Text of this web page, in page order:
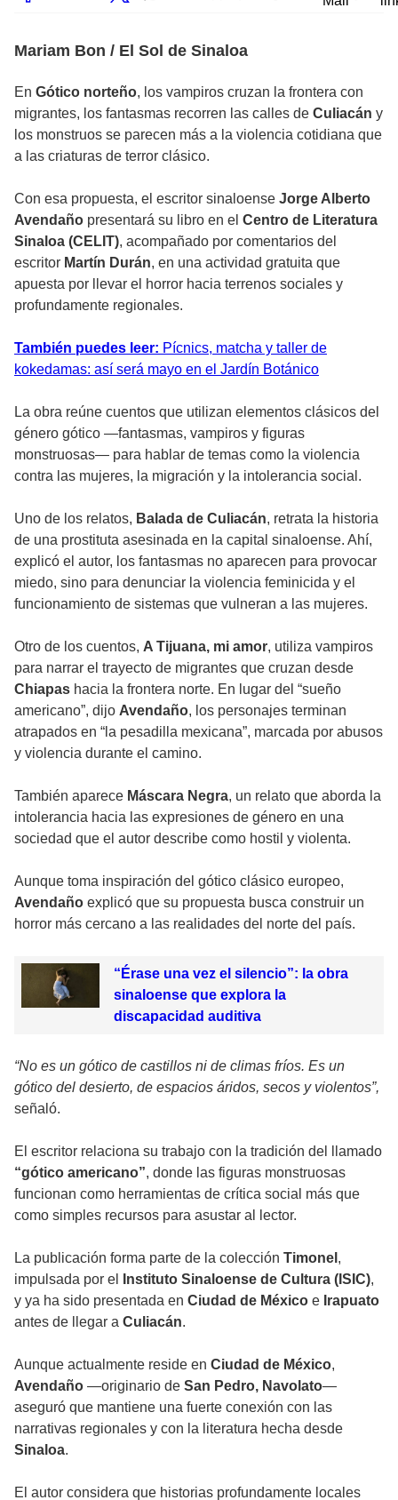
Mariam Bon / El Sol de Sinaloa
En Gótico norteño, los vampiros cruzan la frontera con
migrantes, los fantasmas recorren las calles de Culiacán y
los monstruos se parecen más a la violencia cotidiana que
a las criaturas de terror clásico.
Con esa propuesta, el escritor sinaloense Jorge Alberto
Avendaño presentará su libro en el Centro de Literatura
Sinaloa (CELIT), acompañado por comentarios del
escritor Martín Durán, en una actividad gratuita que
apuesta por llevar el horror hacia terrenos sociales y
profundamente regionales.
También puedes leer: Pícnics, matcha y taller de
kokedamas: así será mayo en el Jardín Botánico
La obra reúne cuentos que utilizan elementos clásicos del
género gótico —fantasmas, vampiros y figuras
monstruosas— para hablar de temas como la violencia
contra las mujeres, la migración y la intolerancia social.
Uno de los relatos, Balada de Culiacán, retrata la historia
de una prostituta asesinada en la capital sinaloense. Ahí,
explicó el autor, los fantasmas no aparecen para provocar
miedo, sino para denunciar la violencia feminicida y el
funcionamiento de sistemas que vulneran a las mujeres.
Otro de los cuentos, A Tijuana, mi amor, utiliza vampiros
para narrar el trayecto de migrantes que cruzan desde
Chiapas hacia la frontera norte. En lugar del “sueño
americano”, dijo Avendaño, los personajes terminan
atrapados en “la pesadilla mexicana”, marcada por abusos
y violencia durante el camino.
También aparece Máscara Negra, un relato que aborda la
intolerancia hacia las expresiones de género en una
sociedad que el autor describe como hostil y violenta.
Aunque toma inspiración del gótico clásico europeo,
Avendaño explicó que su propuesta busca construir un
horror más cercano a las realidades del norte del país.
“Érase una vez el silencio”: la obra
sinaloense que explora la
discapacidad auditiva
“No es un gótico de castillos ni de climas fríos. Es un
gótico del desierto, de espacios áridos, secos y violentos”,
señaló.
El escritor relaciona su trabajo con la tradición del llamado
“gótico americano”, donde las figuras monstruosas
funcionan como herramientas de crítica social más que
como simples recursos para asustar al lector.
La publicación forma parte de la colección Timonel ,
impulsada por el
Instituto Sinaloense de Cultura (ISIC),
y ya ha sido presentada en Ciudad de México e Irapuato
antes de llegar a Culiacán.
Aunque actualmente reside en Ciudad de México,
Avendaño —originario de San Pedro, Navolato—
aseguró que mantiene una fuerte conexión con las
narrativas regionales y con la literatura hecha desde
Sinaloa.
El autor considera que historias profundamente locales